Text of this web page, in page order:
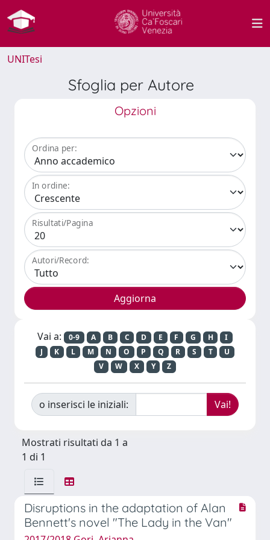
UNITesi
Sfoglia per Autore
Opzioni
Ordina per:
In ordine:
Risultati/Pagina
Autori/Record:
Vai a: 0-9 A B C D E F G H
I
J
K L M N O P Q R S T
U
V
W X Y Z
o inserisci le iniziali:
Mostrati risultati da 1 a
1 di 1
Disruptions in the adaptation of Alan
Bennett's novel "The Lady in the Van"